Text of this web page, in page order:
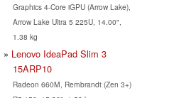
Graphics 4-Core iGPU (Arrow Lake),
Arrow Lake Ultra 5 225U, 14.00",
1.38 kg
Lenovo IdeaPad Slim 3
15ARP10
Radeon 660M, Rembrandt (Zen 3+)